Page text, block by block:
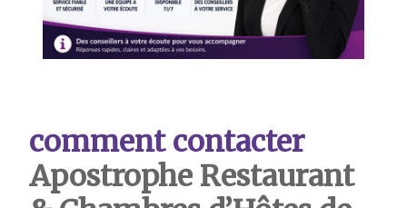
comment contacter
Apostrophe Restaurant